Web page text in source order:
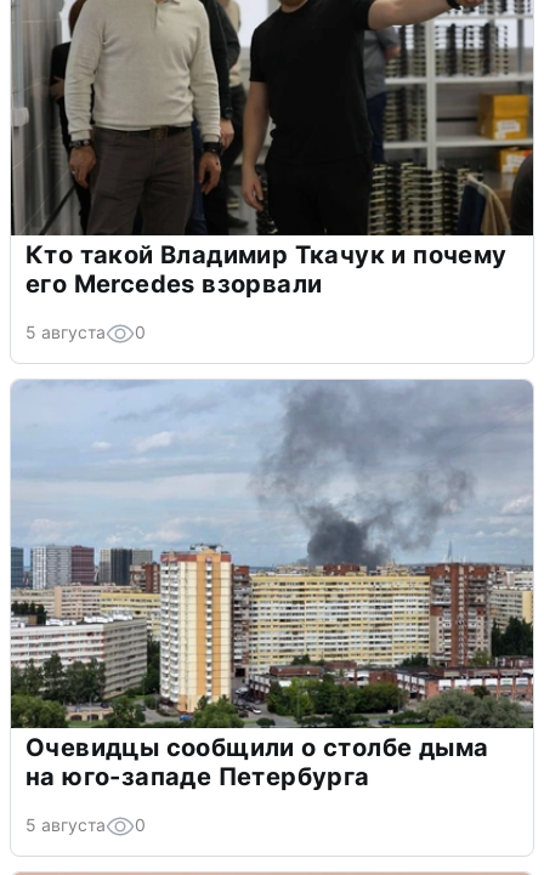
Кто такой Владимир Ткачук и почему
его Mercedes взорвали
5 августа 0
Очевидцы сообщили о столбе дыма
на юго-западе Петербурга
5 августа 0